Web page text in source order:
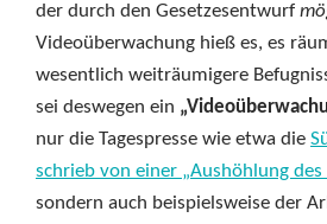
der durch den Gesetzesentwurf
Videoüberwachung hieß es, es
wesentlich weiträumigere
sei deswegen ein
nur die Tagespresse wie etwa die
schrieb von einer „Aushöhlung des
sondern auch beispielsweise der